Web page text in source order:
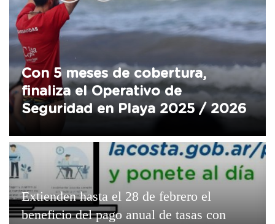
Con 5 meses de cobertura,
finaliza el Operativo de
Seguridad en Playa 2025 / 2026
Extienden hasta el 28 de febrero el
beneficio del pago anual de tasas con